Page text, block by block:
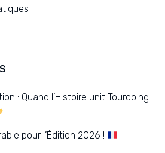
: Quand l’Histoire unit Tourcoing
pour l’Édition 2026 !